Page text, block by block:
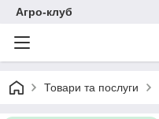
Агро-клуб
Товари та послуги